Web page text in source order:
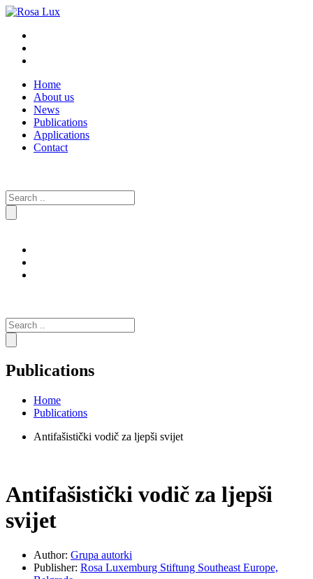
Home
About us
News
Publications
Applications
Contact
Search
for:
Search
for:
Publications
Home
Publications
Antifašistički vodič za ljepši svijet
Antifašistički vodič za ljepši
svijet
Author: Grupa autorki
Publisher: Rosa Luxemburg Stiftung Southeast Europe,